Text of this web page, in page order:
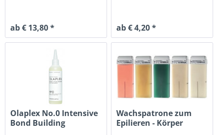
ab € 13,80 * ab € 4,20 *
Olaplex No.0 Intensive
Bond Building
Wachspatrone zum
Epilieren - Körper